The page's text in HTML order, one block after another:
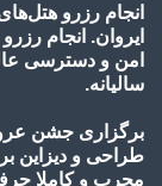
انجام رزرو
ایروان. انجام
امن و دسترسی
سالیانه.
برگزاری جشن
طراحی و دیزاین
مجرب و کاملا